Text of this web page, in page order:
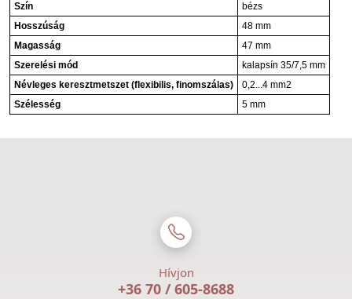
Szín
bézs
Hosszúság
48 mm
Magasság
47 mm
Szerelési mód
kalapsín 35/7,5 mm
Névleges keresztmetszet (flexibilis, finomszálas)
0,2...4 mm2
Szélesség
5 mm
Hívjon
+36 70 / 605-8688